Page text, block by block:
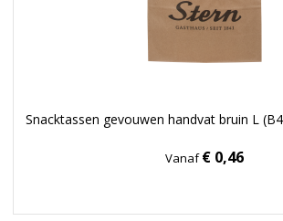
Snacktassen gevouwen handvat bruin L
Vanaf€ 0,46